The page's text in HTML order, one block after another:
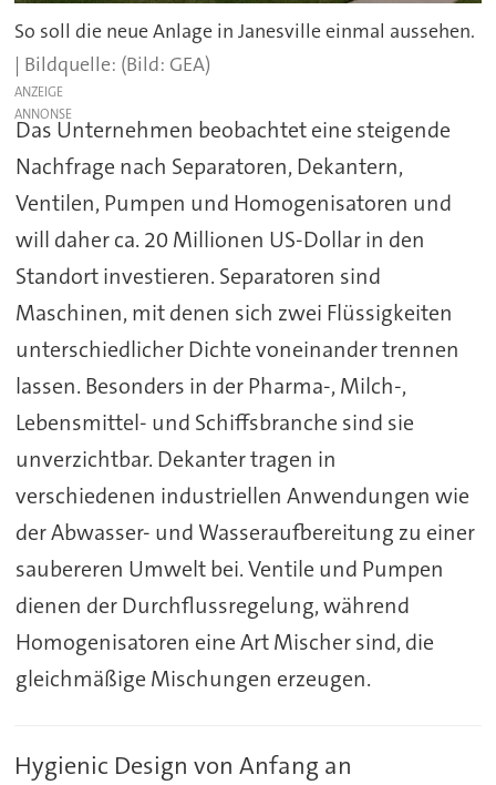
So soll die neue Anlage in Janesville einmal aussehen.
(Bild: GEA)
ANZEIGE
Das Unternehmen beobachtet eine steigende
Nachfrage nach Separatoren, Dekantern,
Ventilen, Pumpen und Homogenisatoren und
will daher ca. 20 Millionen US-Dollar in den
Standort investieren. Separatoren sind
Maschinen, mit denen sich zwei Flüssigkeiten
unterschiedlicher Dichte voneinander trennen
lassen. Besonders in der Pharma-, Milch-,
Lebensmittel- und Schiffsbranche sind sie
unverzichtbar. Dekanter tragen in
verschiedenen industriellen Anwendungen wie
der Abwasser- und Wasseraufbereitung zu einer
saubereren Umwelt bei. Ventile und Pumpen
dienen der Durchflussregelung, während
Homogenisatoren eine Art Mischer sind, die
gleichmäßige Mischungen erzeugen.
Hygienic Design von Anfang an